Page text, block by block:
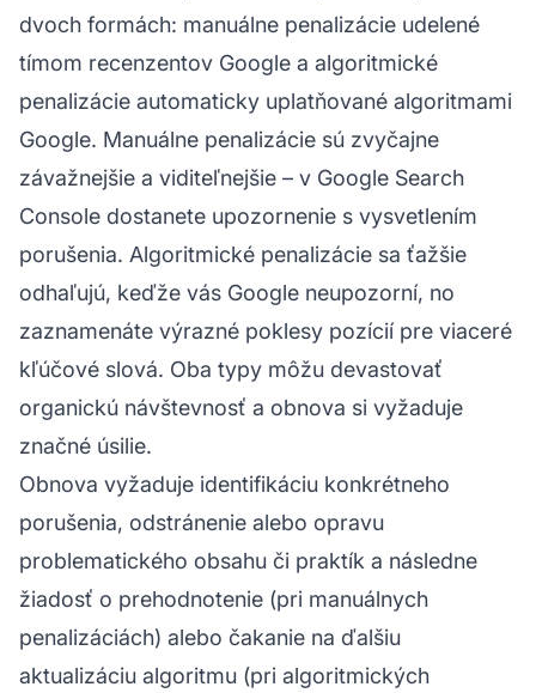
dvoch formách: manuálne penalizácie udelené
tímom recenzentov Google a algoritmické
penalizácie automaticky uplatňované algoritmami
Google. Manuálne penalizácie sú zvyčajne
závažnejšie a viditeľnejšie – v Google Search
Console dostanete upozornenie s vysvetlením
porušenia. Algoritmické penalizácie sa ťažšie
odhaľujú, keďže vás Google neupozorní, no
zaznamenáte výrazné poklesy pozícií pre viaceré
kľúčové slová. Oba typy môžu devastovať
organickú návštevnosť a obnova si vyžaduje
značné úsilie.
Obnova vyžaduje identifikáciu konkrétneho
porušenia, odstránenie alebo opravu
problematického obsahu či praktík a následne
žiadosť o prehodnotenie (pri manuálnych
penalizáciách) alebo čakanie na ďalšiu
aktualizáciu algoritmu (pri algoritmických